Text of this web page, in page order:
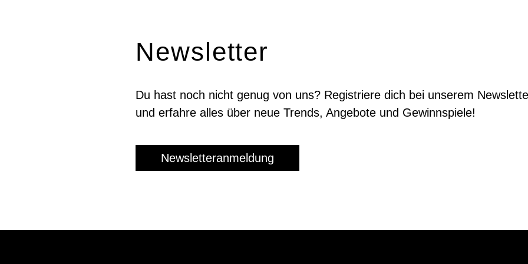
News­letter
Du hast noch nicht genug von uns? Registriere dich bei unserem
und er­fahre alles über neue Trends, Ange­bote und Gewinn­spiele!
Newsletteranmeldung